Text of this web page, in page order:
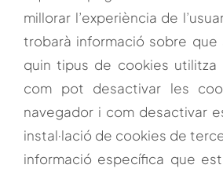
millorar l’experiència de
trobarà informació sobre que
quin tipus de cookies utilitza
com pot desactivar les
navegador i com desactivar
instal·lació de cookies de
informació específica que